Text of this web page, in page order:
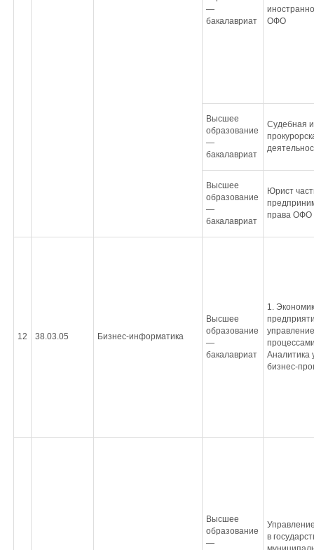
—
бакалавриат
ОФО
Высшее
образование
—
бакалавриат
Судебная и
Высшее
образование
—
бакалавриат
Юрист
права ОФО
12 38.03.05 Бизнес-информатика
Высшее
образование
—
бакалавриат
1.
Аналитика
бизнес-
Высшее
образование
—
в